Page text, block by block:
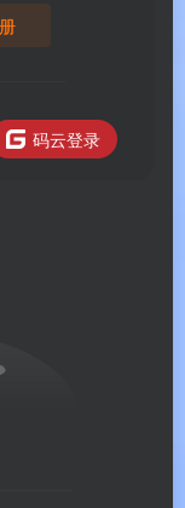
便宜
阅约 ¥330/
40/月），
一截
、Theme
、Boris
式 ——要这些
。
通，但素材权
码云登录